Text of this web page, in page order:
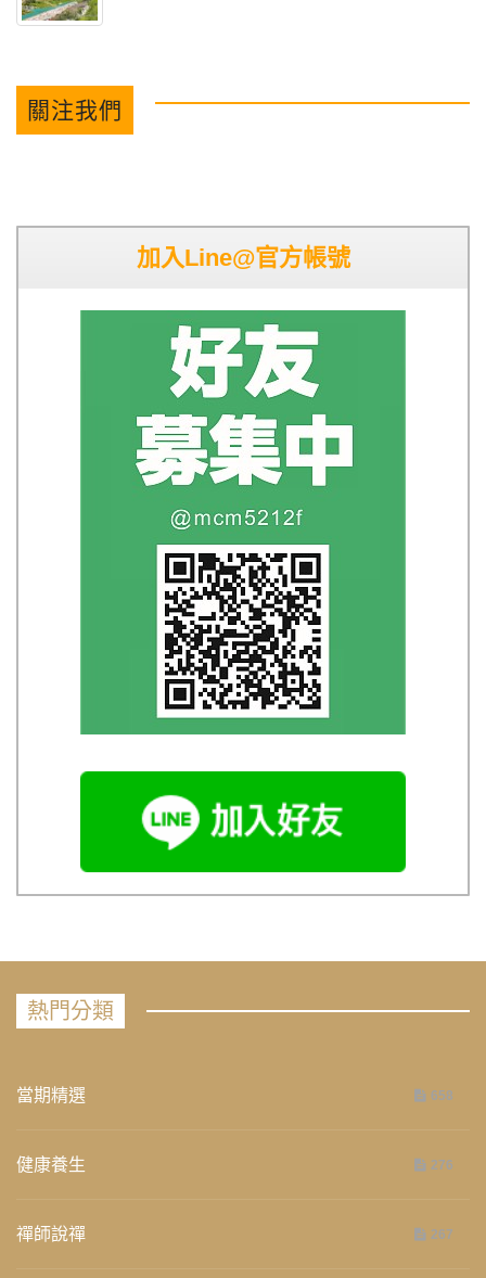
關注我們
加入Line@官方帳號
熱門分類
當期精選 658
健康養生 276
禪師說禪 267